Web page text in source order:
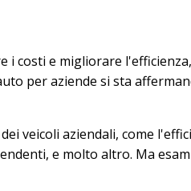
i costi e migliorare
per aziende si sta
veicoli aziendali, come
e molto altro. Ma